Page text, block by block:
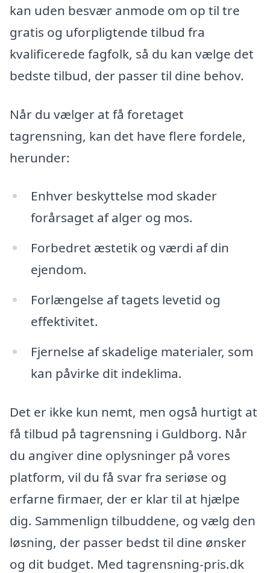
kan uden besvær anmode om op til tre
gratis og uforpligtende tilbud fra
kvalificerede fagfolk, så du kan vælge det
bedste tilbud, der passer til dine behov.
Når du vælger at få foretaget
tagrensning, kan det have flere fordele,
herunder:
Enhver beskyttelse mod skader
forårsaget af alger og mos.
Forbedret æstetik og værdi af din
ejendom.
Forlængelse af tagets levetid og
effektivitet.
Fjernelse af skadelige materialer, som
kan påvirke dit indeklima.
Det er ikke kun nemt, men også hurtigt at
få tilbud på tagrensning i Guldborg. Når
du angiver dine oplysninger på vores
platform, vil du få svar fra seriøse og
erfarne firmaer, der er klar til at hjælpe
dig. Sammenlign tilbuddene, og vælg den
løsning, der passer bedst til dine ønsker
og dit budget. Med tagrensning-pris.dk